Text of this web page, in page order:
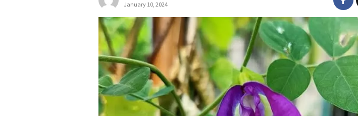
January 10, 2024